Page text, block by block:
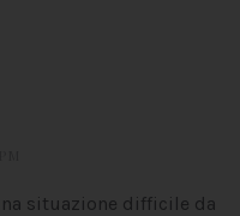
situazione difficile da